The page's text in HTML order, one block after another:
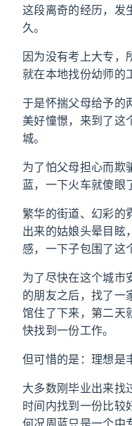
这段离奇的经历，发
久。
因为没有考上大专，
就在本地找份幼师的
于是怀揣父母给予的
美好憧憬，来到了这
城。
为了怕父母担心而欺
蓝，一下火车就傻眼
繁华的街道、幻彩的
出来的姑娘头晕目眩
感，一下子包围了这
为了尽快在这个城市
的朋友之后，找了一
馆住了下来，第二天
快找到一份工作。
但可惜的是：理想是
大多数刚毕业出来找
时间内找到一份比较
何况周蓝只是一个中